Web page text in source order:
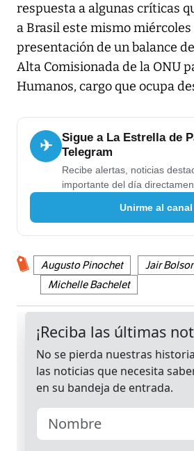
respuesta a algunas críticas
a Brasil este mismo
presentación de un balance
Alta Comisionada de la ONU
Humanos, cargo que ocupa
✈
Sigue a La Estrella de
Telegram
Recibe alertas, noticias
importante del día
Unirme al canal
Augusto Pinochet
Jair
Michelle Bachelet